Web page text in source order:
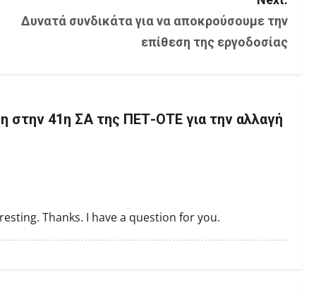
Δυνατά συνδικάτα για να αποκρούσουμε την
επίθεση της εργοδοσίας
41η ΣΑ της ΠΕΤ-ΟΤΕ για την αλλαγή
Thanks. I have a question for you.